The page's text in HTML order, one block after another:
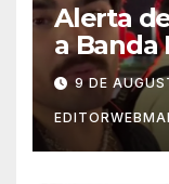
Alerta
a Banda
9 DE